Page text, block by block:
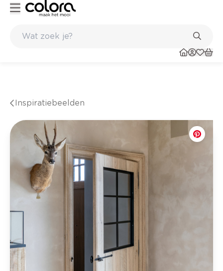
Inspiratiebeelden